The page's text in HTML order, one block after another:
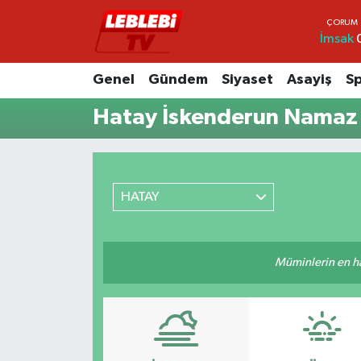
İmsak
Genel Gündem Siyaset Asayiş
Hatay İskenderun
HATAY
Müminlerin en
Hava Durumu
Çorum Namaz Vakitleri
Trafik Durumu
Süper Lig Puan Durumu ve Fikstür